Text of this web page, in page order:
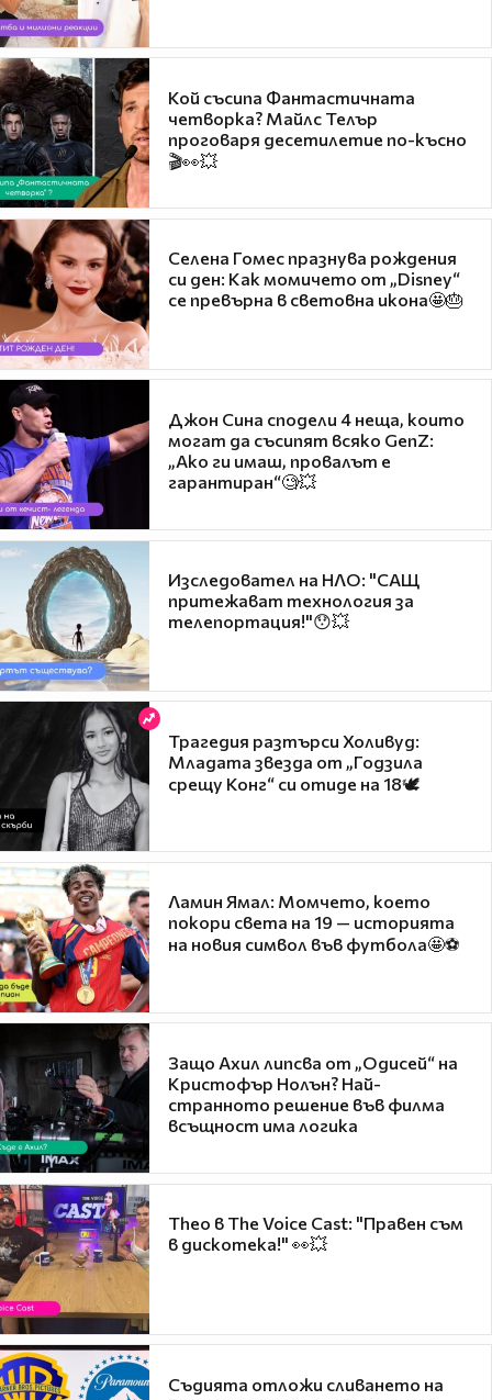
Кой съсипа Фантастичната
четворка? Майлс Телър
проговаря десетилетие по-късно
🎬👀💥
Селена Гомес празнува рождения
си ден: Как момичето от „Disney“
се превърна в световна икона🤩🎂
Джон Сина сподели 4 неща, които
могат да съсипят всяко GenZ:
„Ако ги имаш, провалът е
гарантиран“🧐💥
Изследовател на НЛО: "САЩ
притежават технология за
телепортация!"😯💥
Трагедия разтърси Холивуд:
Младата звезда от „Годзила
срещу Конг“ си отиде на 18🕊️
Ламин Ямал: Момчето, което
покори света на 19 — историята
на новия символ във футбола🤩⚽
Защо Ахил липсва от „Одисей“ на
Кристофър Нолън? Най-
странното решение във филма
всъщност има логика
Theo в The Voice Cast: "Правен съм
в дискотека!" 👀💥
Съдията отложи сливането на